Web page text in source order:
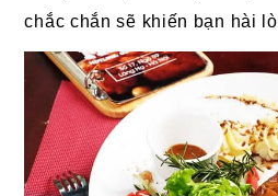
chắc chắn sẽ khiến bạn hài